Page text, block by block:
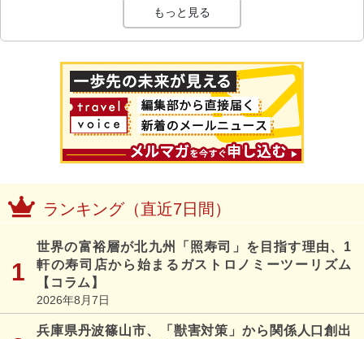
もっと見る
ランキング（直近7日間）
世界の富裕層が北九州「照寿司」を目指す理由、1
軒の寿司店から始まるガストロノミーツーリズム
【コラム】
2026年8月7日
兵庫県丹波篠山市、「獣害対策」から関係人口創出